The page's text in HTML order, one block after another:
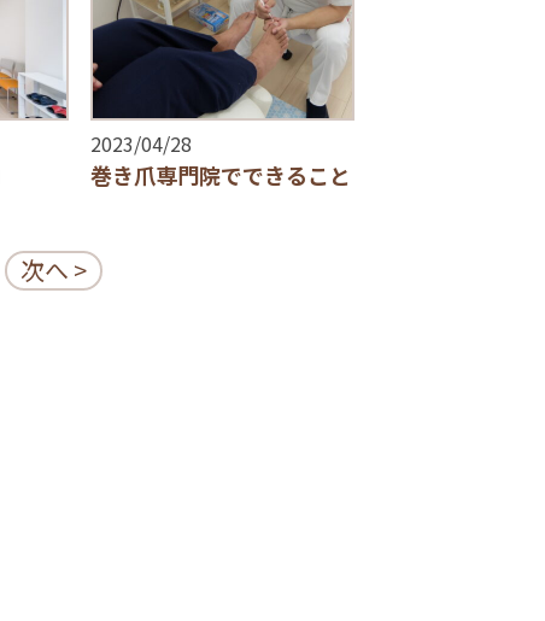
2023/04/28
巻き爪専門院でできること
次へ >